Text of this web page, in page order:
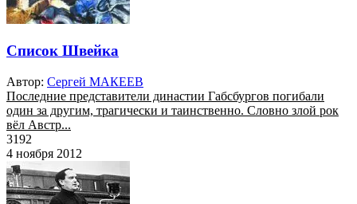
Список Швейка
Автор: Сергей МАКЕЕВ
Последние представители династии Габсбургов погибали
один за другим, трагически и таинственно. Словно злой рок
вёл Австр...
3192
4 ноября 2012